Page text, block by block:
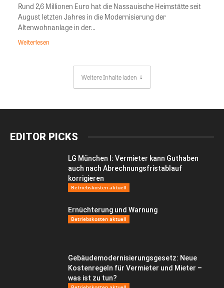
Rund 2,6 Millionen Euro hat die Nassauische Heimstätte seit
August letzten Jahres in die Modernisierung der
Altenwohnanlage in der...
Weiterlesen
Weitere Inhalte laden
EDITOR PICKS
LG München I: Vermieter kann Guthaben
auch nach Abrechnungsfristablauf
korrigieren
Betriebskosten aktuell
Ernüchterung und Warnung
Betriebskosten aktuell
Gebäudemodernisierungsgesetz: Neue
Kostenregeln für Vermieter und Mieter –
was ist zu tun?